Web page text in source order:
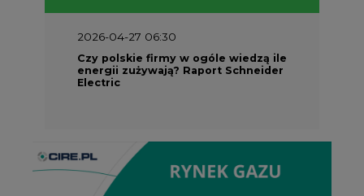
2026-04-27 06:30
Czy polskie firmy w ogóle wiedzą ile
energii zużywają? Raport Schneider
Electric